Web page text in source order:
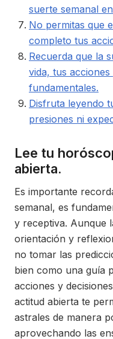
suerte semanal
No permitas que
completo tus
Recuerda que la
vida, tus
fundamentales.
Disfruta leyendo
presiones ni
Lee tu
abierta.
Es importante
semanal, es
y receptiva. Aunque
orientación y
no tomar las
bien como una guía
acciones y
actitud abierta te
astrales de manera
aprovechando las